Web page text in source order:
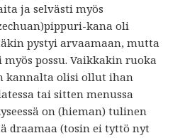
ja selvästi myös
kana oli
pystyi arvaamaan, mutta
possu. Vaikkakin ruoka
kannalta olisi ollut ihan
tai sitten menussa
on (hieman) tulinen
draamaa (tosin ei tyttö nyt